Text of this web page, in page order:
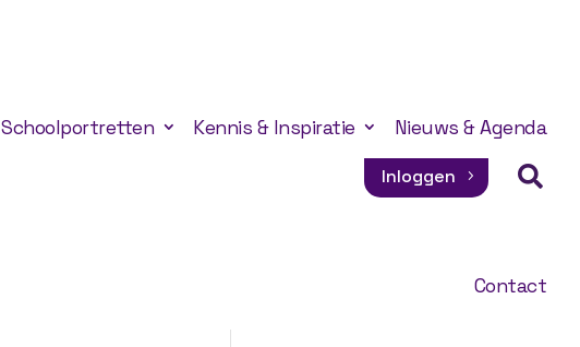
Schoolportretten Kennis & Inspiratie Nieuws & Agenda
Contact
Inloggen 